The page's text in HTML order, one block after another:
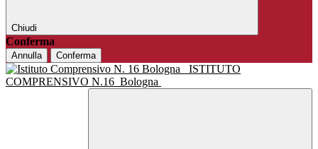
Chiudi
Conferma
Annulla Conferma
ISTITUTO
COMPRENSIVO N.16 Bologna